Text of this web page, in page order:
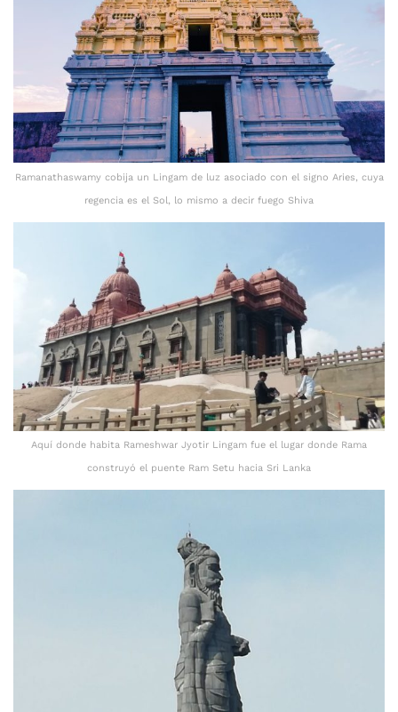
Ramanathaswamy cobija un Lingam de luz asociado con el signo Aries, cuya
regencia es el Sol, lo mismo a decir fuego Shiva
Aquí donde habita Rameshwar Jyotir Lingam fue el lugar donde Rama
construyó el puente Ram Setu hacia Sri Lanka